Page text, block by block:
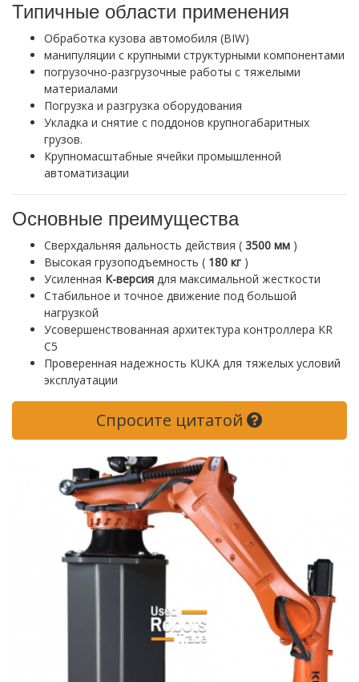
Типичные области применения
Обработка кузова автомобиля (BIW)
манипуляции с крупными структурными компонентами
погрузочно-разгрузочные работы с тяжелыми
материалами
Погрузка и разгрузка оборудования
Укладка и снятие с поддонов крупногабаритных
грузов.
Крупномасштабные ячейки промышленной
автоматизации
Основные преимущества
Сверхдальняя дальность действия ( 3500 мм )
Высокая грузоподъемность ( 180 кг )
Усиленная K-версия для максимальной жесткости
Стабильное и точное движение под большой
нагрузкой
Усовершенствованная архитектура контроллера KR
C5
Проверенная надежность KUKA для тяжелых условий
эксплуатации
Спросите цитатой